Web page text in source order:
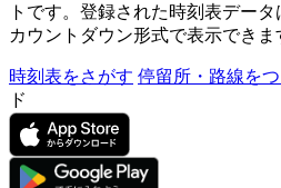
トです。登録された時刻表デー
カウントダウン形式で表示できま
時刻表をさがす 停留所・路線を
ド